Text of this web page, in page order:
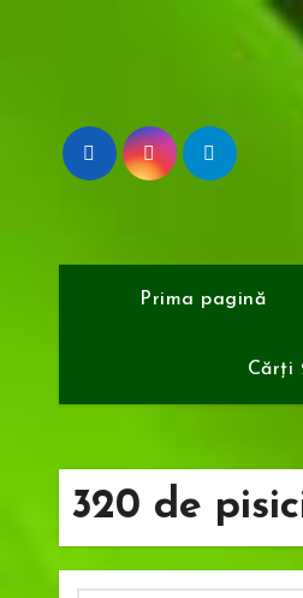
Prima pagină
Cărți
320 de